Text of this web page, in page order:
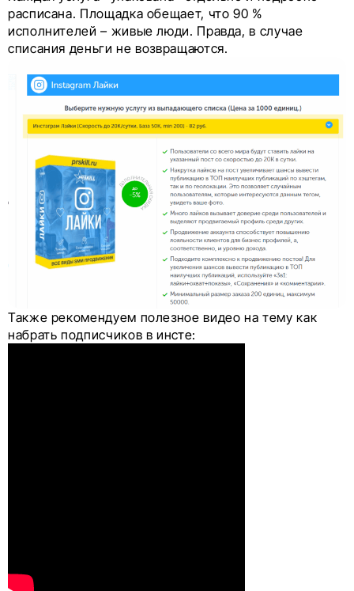
расписана. Площадка обещает, что 90 %
исполнителей – живые люди. Правда, в случае
списания деньги не возвращаются.
Также рекомендуем полезное видео на тему как
набрать подписчиков в инсте: